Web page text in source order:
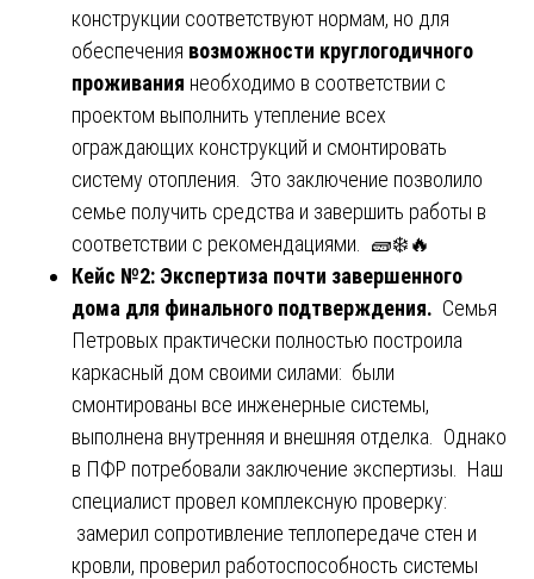
конструкции соответствуют нормам, но для
обеспечения возможности круглогодичного
проживания необходимо в соответствии с
проектом выполнить утепление всех
ограждающих конструкций и смонтировать
систему отопления. Это заключение позволило
семье получить средства и завершить работы в
соответствии с рекомендациями. 🧱❄️🔥
Кейс №2: Экспертиза почти завершенного
дома для финального подтверждения. Семья
Петровых практически полностью построила
каркасный дом своими силами: были
смонтированы все инженерные системы,
выполнена внутренняя и внешняя отделка. Однако
в ПФР потребовали заключение экспертизы. Наш
специалист провел комплексную проверку:
замерил сопротивление теплопередаче стен и
кровли, проверил работоспособность системы